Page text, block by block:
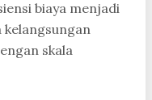
biaya menjadi
skala